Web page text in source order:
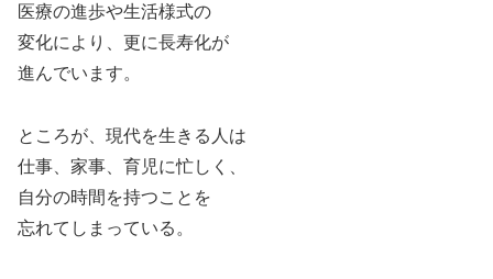
医療の進歩や生活様式の
変化により、更に長寿化が
進んでいます。
ところが、現代を生きる人は
仕事、家事、育児に忙しく、
自分の時間を持つことを
忘れてしまっている。